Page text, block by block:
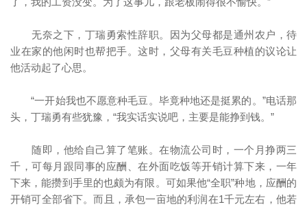
无奈之下，丁瑞勇索性辞职。因为父母都是通州农户，待
业在家的他闲时也帮把手。这时，父母有关毛豆种植的议论让
他活动起了心思。
“一开始我也不愿意种毛豆。毕竟种地还是挺累的。”电话那
头，丁瑞勇有些犹豫，“我实话实说吧，主要是能挣到钱。”
随即，他给自己算了笔账。在物流公司时，一个月挣两三
千，可每月跟同事的应酬、在外面吃饭等开销计算下来，一年
下来，能攒到手里的也颇为有限。可如果他“全职”种地，应酬的
开销可全部省下。而且，承包一亩地的利润在1千元左右，他若